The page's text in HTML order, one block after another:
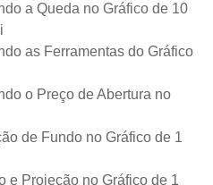
a Queda no Gráfico de 10
as Ferramentas do Gráfico
o Preço de Abertura no
de Fundo no Gráfico de 1
e Projeção no Gráfico de 1